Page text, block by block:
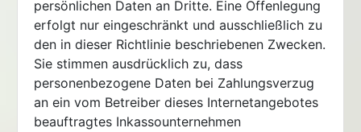
persönlichen Daten an Dritte. Eine Offenlegung
erfolgt nur eingeschränkt und ausschließlich zu
den in dieser Richtlinie beschriebenen Zwecken.
Sie stimmen ausdrücklich zu, dass
personenbezogene Daten bei Zahlungsverzug
an ein vom Betreiber dieses Internetangebotes
beauftragtes Inkassounternehmen